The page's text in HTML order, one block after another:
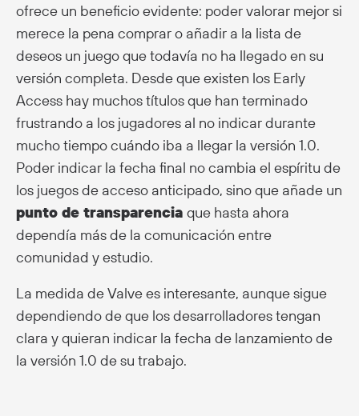
ofrece un beneficio evidente: poder valorar mejor si
merece la pena comprar o añadir a la lista de
deseos un juego que todavía no ha llegado en su
versión completa. Desde que existen los Early
Access hay muchos títulos que han terminado
frustrando a los jugadores al no indicar durante
mucho tiempo cuándo iba a llegar la versión 1.0.
Poder indicar la fecha final no cambia el espíritu de
los juegos de acceso anticipado, sino que añade un
punto de transparencia que hasta ahora
dependía más de la comunicación entre
comunidad y estudio.
La medida de Valve es interesante, aunque sigue
dependiendo de que los desarrolladores tengan
clara y quieran indicar la fecha de lanzamiento de
la versión 1.0 de su trabajo.